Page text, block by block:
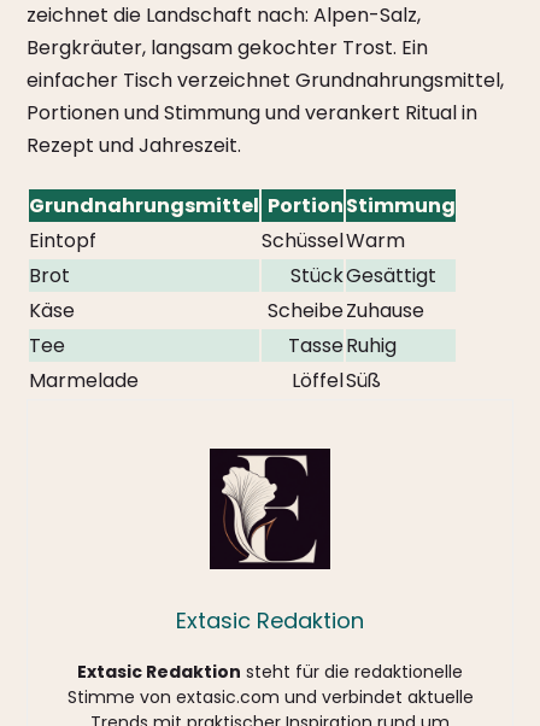
zeichnet die Landschaft nach: Alpen-Salz,
Bergkräuter, langsam gekochter Trost. Ein
einfacher Tisch verzeichnet Grundnahrungsmittel,
Portionen und Stimmung und verankert Ritual in
Rezept und Jahreszeit.
Grundnahrungsmittel PortionStimmung
Eintopf
SchüsselWarm
Brot
StückGesättigt
Käse
ScheibeZuhause
Tee
TasseRuhig
Marmelade
LöffelSüß
Extasic Redaktion
Extasic Redaktion steht für die redaktionelle
Stimme von extasic.com und verbindet aktuelle